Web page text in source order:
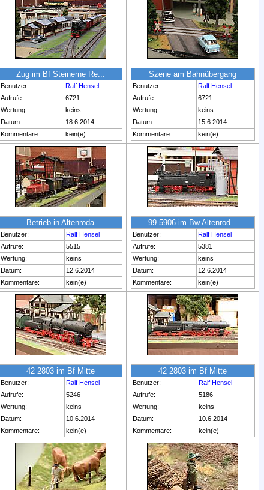
Zug im Bf Steinerne Re...
Benutzer:
Ralf Hensel
Aufrufe:
6721
Wertung:
keins
Datum:
18.6.2014
Kommentare:
kein(e)
Szene am Bahnübergang
Benutzer:
Ralf Hensel
Aufrufe:
6721
Wertung:
keins
Datum:
15.6.2014
Kommentare:
kein(e)
Betrieb in Altenroda
Benutzer:
Ralf Hensel
Aufrufe:
5515
Wertung:
keins
Datum:
12.6.2014
Kommentare:
kein(e)
99 5906 im Bw Altenrod...
Benutzer:
Ralf Hensel
Aufrufe:
5381
Wertung:
keins
Datum:
12.6.2014
Kommentare:
kein(e)
42 2803 im Bf Mitte
Benutzer:
Ralf Hensel
Aufrufe:
5246
Wertung:
keins
Datum:
10.6.2014
Kommentare:
kein(e)
42 2803 im Bf Mitte
Benutzer:
Ralf Hensel
Aufrufe:
5186
Wertung:
keins
Datum:
10.6.2014
Kommentare:
kein(e)